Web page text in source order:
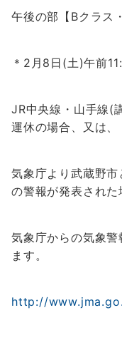
午後の部【Bクラス
＊2月8日(土)午前
JR中央線・山手線(
運休の場合、
又は、
気象庁より武蔵野
の警報が発表された
気象庁からの気象
ます。
http://